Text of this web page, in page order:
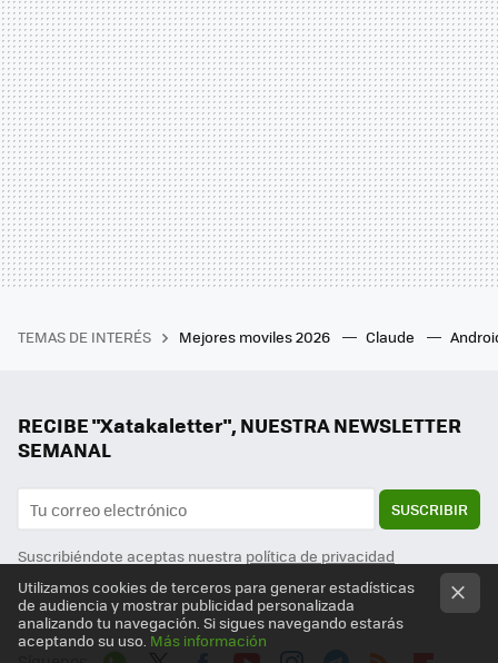
TEMAS DE INTERÉS Mejores moviles 2026 Claude
RECIBE "Xatakaletter", NUESTRA NEWSLETTER
SEMANAL
SUSCRIBIR
Suscribiéndote aceptas nuestra política de privacidad
Utilizamos cookies de terceros para generar estadísticas
de audiencia y mostrar publicidad personalizada
analizando tu navegación. Si sigues navegando estarás
aceptando su uso. Más información